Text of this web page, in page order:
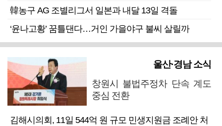
韓농구 AG 조별리그서 일본과 내달 13일 격돌
‘윤나고황’ 꿈틀댄다…거인 가을야구 불씨 살릴까
울산·경남 소식
창원시 불법주정차 단속 계도
중심 전환
김해시의회, 11일 544억 원 규모 민생지원금 조례안 처